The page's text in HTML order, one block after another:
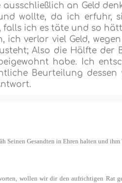
ausschließlich an Geld
wollte, da ich erfuhr,
falls ich es täte und so
ich verlor viel Geld,
Also die Hälfte der
habe. Ich
Beurteilung
Seinen Gesandten in Ehren halten und ihm
wollen wir dir den aufrichtigen Rat